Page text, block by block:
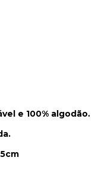
e 100% algodão.